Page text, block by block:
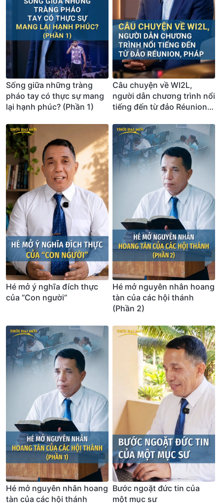
Sống giữa những tràng
pháo tay có thực sự mang
lại hạnh phúc? (Phần 1)
Câu chuyện về WI2L,
người dẫn chương trình nổi
tiếng đến từ đảo Réunion,
Hé mở ý nghĩa đích thực
của “Con người”
Hé mở nguyên nhân hoang
tàn của các hội thánh
(Phần 2)
Hé mở nguyên nhân hoang
tàn của các hội thánh
Bước ngoặt đức tin của
một mục sư